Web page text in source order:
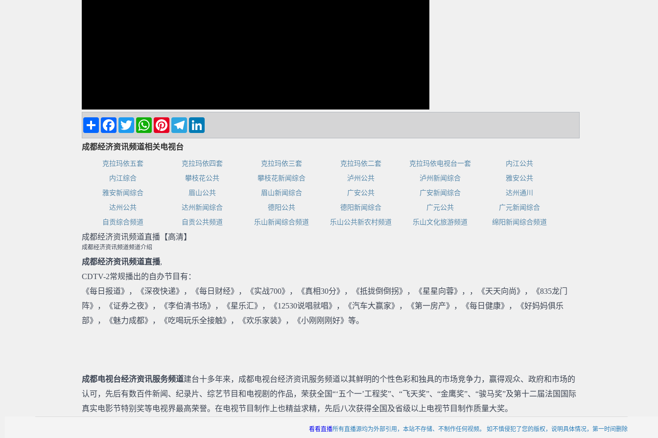
Share FacebookTwitter WhatsAppPinterest Telegram
成都经济资讯频道相关电视台
克拉玛依五套 克拉玛依四套 克拉玛依三套 克拉玛依二套 克拉玛依电视台一套
内江公共
内江综合
攀枝花公共 攀枝花新闻综合 泸州公共 泸州新闻综合
雅安公共
雅安新闻综合
眉山公共 眉山新闻综合 广安公共 广安新闻综合
达州通川
达州公共
达州新闻综合 德阳公共 德阳新闻综合 广元公共
广元新闻综合
自贡综合频道
自贡公共频道 乐山新闻综合频道 乐山公共新农村频道 乐山文化旅游频道 绵阳新闻综合频道
成都经济资讯频道直播【高清】
成都经济资讯频道频道介绍
成都经济资讯频道直播,
CDTV-2常规播出的自办节目有：
《每日报道》，《深夜快递》，《每日财经》，《实战700》，《真相30分》，《抵拢倒倒拐》，《星星向蓉》，，《天天向尚》，《835龙门
阵》，《证券之夜》，《李伯清书场》，《星乐汇》，《12530说唱就唱》，《汽车大赢家》，《第一房产》，《每日健康》，《好妈妈俱乐
部》，《魅力成都》，《吃喝玩乐全接触》，《欢乐家装》，《小刚刚刚好》等。
成都电视台经济资讯服务频道建台十多年来，成都电视台经济资讯服务频道以其鲜明的个性色彩和独具的市场竞争力，赢得观众、政府和市场的
认可，先后有数百件新闻、纪录片、综艺节目和电视剧的作品，荣获全国“‘五个一’工程奖”、“飞天奖”、“金鹰奖”、“骏马奖”及第十二届法国国际
真实电影节特别奖等电视界最高荣誉。在电视节目制作上也精益求精，先后八次获得全国及省级以上电视节目制作质量大奖。
看看直播所有直播源均为外部引用，本站不存储、不制作任何视频。 如不慎侵犯了您的版权，说明具体情况，第一时间删除